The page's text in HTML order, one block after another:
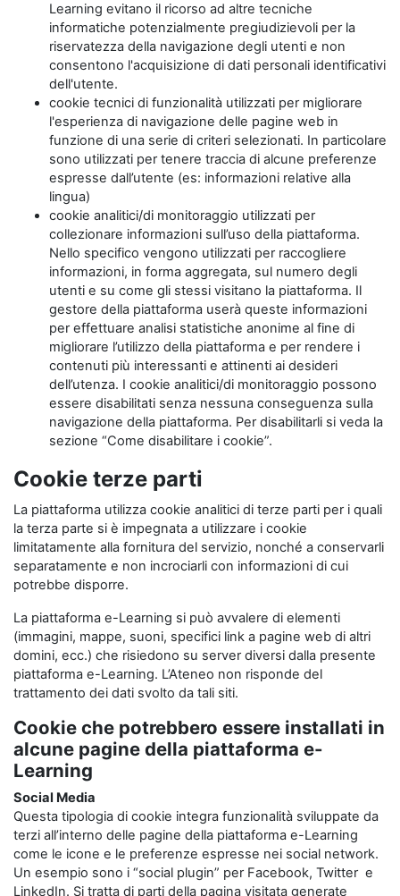
Learning evitano il ricorso ad altre tecniche
informatiche potenzialmente pregiudizievoli per la
riservatezza della navigazione degli utenti e non
consentono l'acquisizione di dati personali identificativi
dell'utente.
cookie tecnici di funzionalità utilizzati per migliorare
l'esperienza di navigazione delle pagine web in
funzione di una serie di criteri selezionati. In particolare
sono utilizzati per tenere traccia di alcune preferenze
espresse dall’utente (es: informazioni relative alla
lingua)
cookie analitici/di monitoraggio utilizzati per
collezionare informazioni sull’uso della piattaforma.
Nello specifico vengono utilizzati per raccogliere
informazioni, in forma aggregata, sul numero degli
utenti e su come gli stessi visitano la piattaforma. Il
gestore della piattaforma userà queste informazioni
per effettuare analisi statistiche anonime al fine di
migliorare l’utilizzo della piattaforma e per rendere i
contenuti più interessanti e attinenti ai desideri
dell’utenza. I cookie analitici/di monitoraggio possono
essere disabilitati senza nessuna conseguenza sulla
navigazione della piattaforma. Per disabilitarli si veda la
sezione “Come disabilitare i cookie”.
Cookie terze parti
La piattaforma utilizza cookie analitici di terze parti per i quali
la terza parte si è impegnata a utilizzare i cookie
limitatamente alla fornitura del servizio, nonché a conservarli
separatamente e non incrociarli con informazioni di cui
potrebbe disporre.
La piattaforma e-Learning si può avvalere di elementi
(immagini, mappe, suoni, specifici link a pagine web di altri
domini, ecc.) che risiedono su server diversi dalla presente
piattaforma e-Learning. L’Ateneo non risponde del
trattamento dei dati svolto da tali siti.
Cookie che potrebbero essere installati in
alcune pagine della piattaforma e-
Learning
Social Media
Questa tipologia di cookie integra funzionalità sviluppate da
terzi all’interno delle pagine della piattaforma e-Learning
come le icone e le preferenze espresse nei social network.
Un esempio sono i “social plugin” per Facebook, Twitter e
LinkedIn. Si tratta di parti della pagina visitata generate